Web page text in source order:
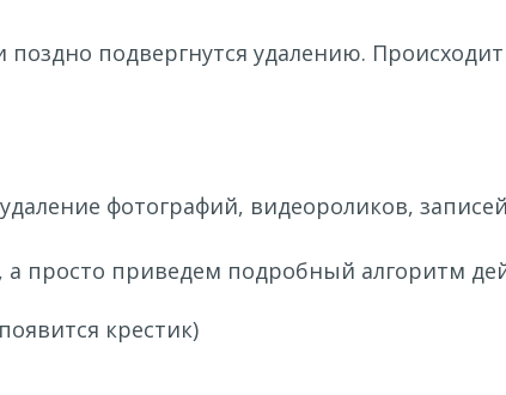
подвергнутся удалению.
фотографий, видеороликов,
просто приведем подробный алгоритм
крестик)